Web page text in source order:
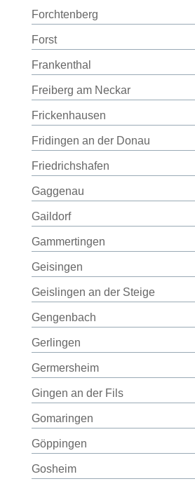
Forchtenberg
Forst
Frankenthal
Freiberg am Neckar
Frickenhausen
Fridingen an der Donau
Friedrichshafen
Gaggenau
Gaildorf
Gammertingen
Geisingen
Geislingen an der Steige
Gengenbach
Gerlingen
Germersheim
Gingen an der Fils
Gomaringen
Göppingen
Gosheim